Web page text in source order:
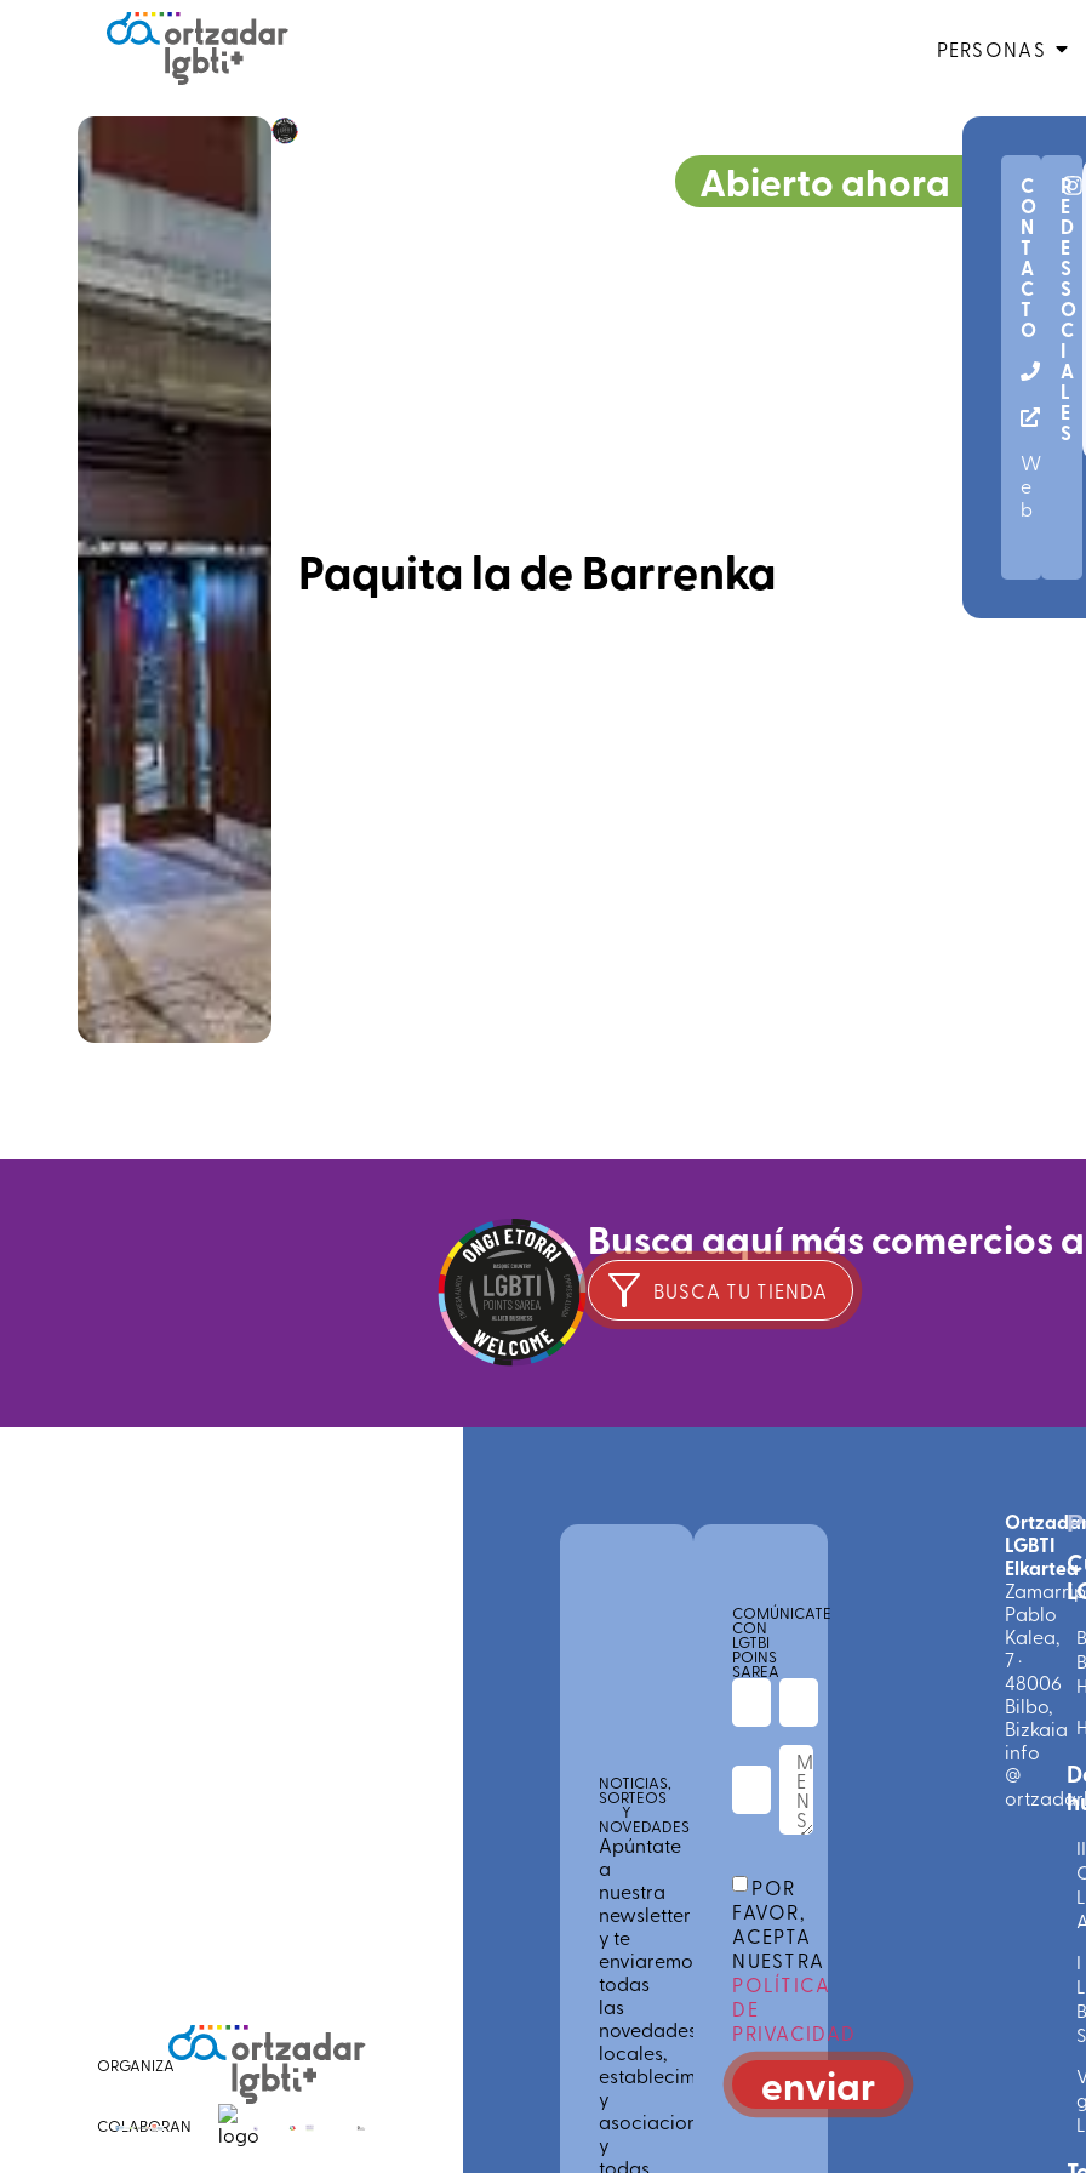
PERSONAS
Abierto ahora
Paquita la de Barrenka
C
O
N
T
A
C
T
O
W
e
b
R
E
D
E
S
S
O
C
I
A
L
E
S
Busca aquí más comercios
BUSCA TU TIENDA
ORGANIZA
COLABORAN
NOTICIAS,
SORTEOS
Y
NOVEDADES
Apúntate
a
nuestra
newsletter
y te
enviaremos
todas
las
novedades
locales,
establecimientos
y
asociaciones
y
todas
COMÚNICATE
CON
LGTBI
POINS
SAREA
POR
FAVOR,
ACEPTA
NUESTRA
POLÍTICA
DE
PRIVACIDAD
enviar
LGBTI
Elkartea
Pablo
Kalea,
7 ·
48006
Bilbo,
Bizkaia
info
@
II
I